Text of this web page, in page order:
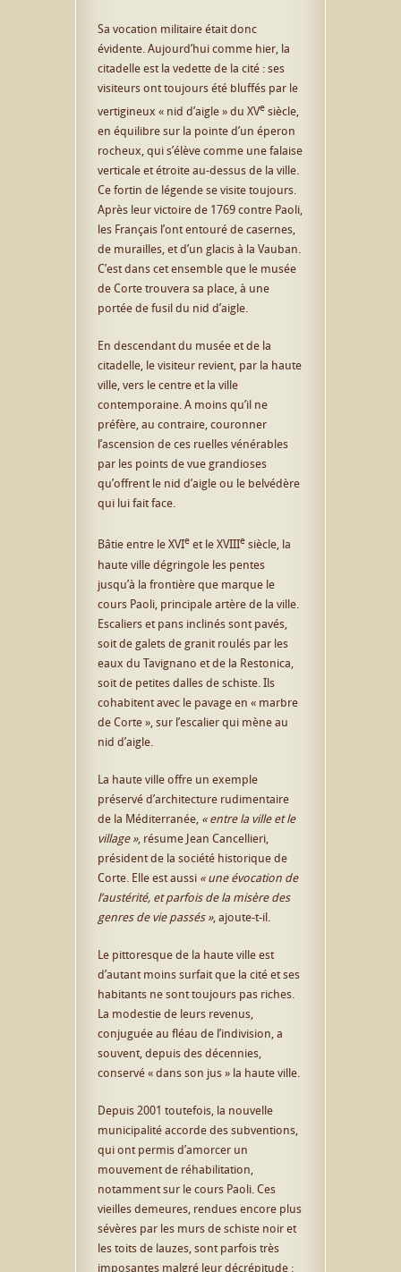
Sa vocation militaire était donc
évidente. Aujourd’hui comme hier, la
citadelle est la vedette de la cité : ses
visiteurs ont toujours été bluffés par le
vertigineux « nid d’aigle » du XVe siècle,
en équilibre sur la pointe d’un éperon
rocheux, qui s’élève comme une falaise
verticale et étroite au-dessus de la ville.
Ce fortin de légende se visite toujours.
Après leur victoire de 1769 contre Paoli,
les Français l’ont entouré de casernes,
de murailles, et d’un glacis à la Vauban.
C’est dans cet ensemble que le musée
de Corte trouvera sa place, à une
portée de fusil du nid d’aigle.
En descendant du musée et de la
citadelle, le visiteur revient, par la haute
ville, vers le centre et la ville
contemporaine. A moins qu’il ne
préfère, au contraire, couronner
l’ascension de ces ruelles vénérables
par les points de vue grandioses
qu’offrent le nid d’aigle ou le belvédère
qui lui fait face.
Bâtie entre le XVIe et le XVIIIe siècle, la
haute ville dégringole les pentes
jusqu’à la frontière que marque le
cours Paoli, principale artère de la ville.
Escaliers et pans inclinés sont pavés,
soit de galets de granit roulés par les
eaux du Tavignano et de la Restonica,
soit de petites dalles de schiste. Ils
cohabitent avec le pavage en « marbre
de Corte », sur l’escalier qui mène au
nid d’aigle.
La haute ville offre un exemple
préservé d’architecture rudimentaire
de la Méditerranée, « entre la ville et le
village », résume Jean Cancellieri,
président de la société historique de
Corte. Elle est aussi « une évocation de
l’austérité, et parfois de la misère des
genres de vie passés », ajoute-t-il.
Le pittoresque de la haute ville est
d’autant moins surfait que la cité et ses
habitants ne sont toujours pas riches.
La modestie de leurs revenus,
conjuguée au fléau de l’indivision, a
souvent, depuis des décennies,
conservé « dans son jus » la haute ville.
Depuis 2001 toutefois, la nouvelle
municipalité accorde des subventions,
qui ont permis d’amorcer un
mouvement de réhabilitation,
notamment sur le cours Paoli. Ces
vieilles demeures, rendues encore plus
sévères par les murs de schiste noir et
les toits de lauzes, sont parfois très
imposantes malgré leur décrépitude :